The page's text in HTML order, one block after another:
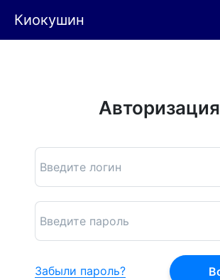
Киокушин
Авторизация
Забыли пароль?